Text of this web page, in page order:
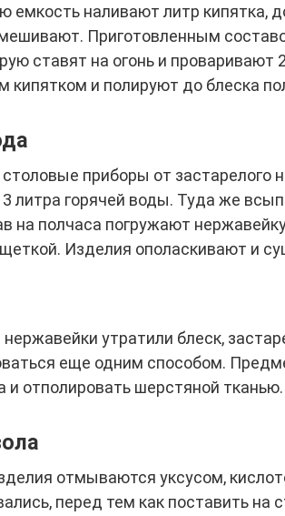
емкость наливают литр кипятка,
Приготовленным
ставят на огонь и
кипятком и полируют до блеска
приборы от застарелого
литра горячей воды. Туда же
на полчаса погружают
Изделия ополаскивают и
утратили блеск,
еще одним способом.
и отполировать шерстяной тканью.
отмываются уксусом,
перед тем как поставить на